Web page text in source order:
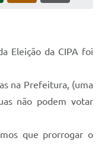
Eleição da CIPA foi
na Prefeitura, (uma
não podem votar
que prorrogar o